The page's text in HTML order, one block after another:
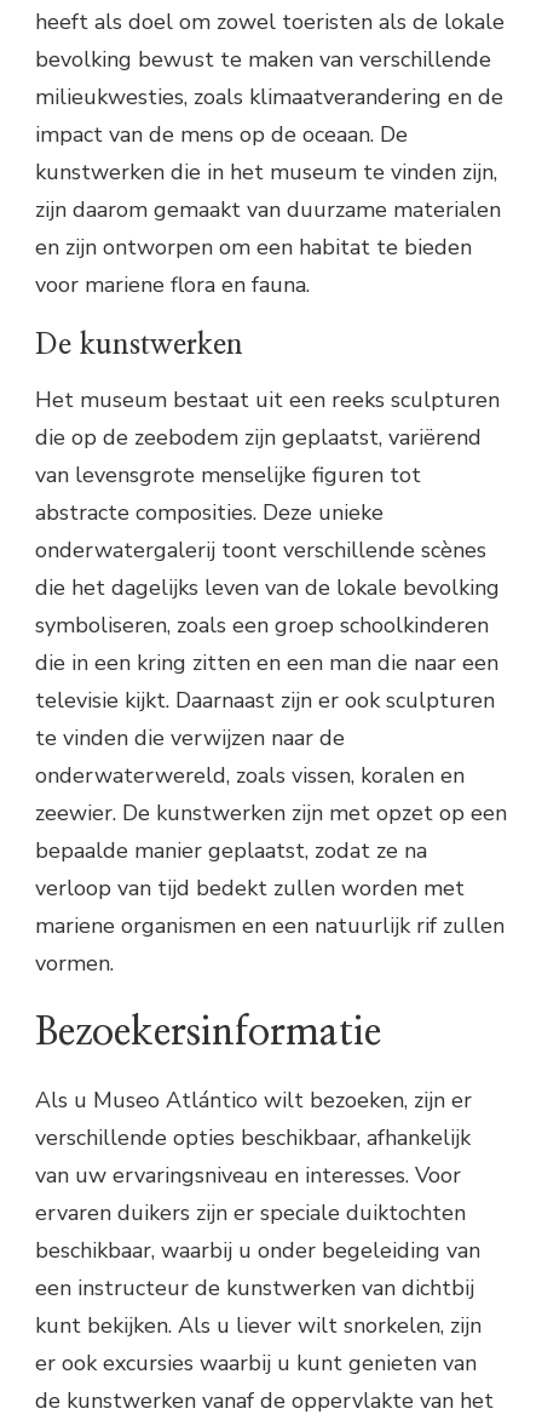
heeft als doel om zowel toeristen als de lokale
bevolking bewust te maken van verschillende
milieukwesties, zoals klimaatverandering en de
impact van de mens op de oceaan. De
kunstwerken die in het museum te vinden zijn,
zijn daarom gemaakt van duurzame materialen
en zijn ontworpen om een habitat te bieden
voor mariene flora en fauna.
De kunstwerken
Het museum bestaat uit een reeks sculpturen
die op de zeebodem zijn geplaatst, variërend
van levensgrote menselijke figuren tot
abstracte composities. Deze unieke
onderwatergalerij toont verschillende scènes
die het dagelijks leven van de lokale bevolking
symboliseren, zoals een groep schoolkinderen
die in een kring zitten en een man die naar een
televisie kijkt. Daarnaast zijn er ook sculpturen
te vinden die verwijzen naar de
onderwaterwereld, zoals vissen, koralen en
zeewier. De kunstwerken zijn met opzet op een
bepaalde manier geplaatst, zodat ze na
verloop van tijd bedekt zullen worden met
mariene organismen en een natuurlijk rif zullen
vormen.
Bezoekersinformatie
Als u Museo Atlántico wilt bezoeken, zijn er
verschillende opties beschikbaar, afhankelijk
van uw ervaringsniveau en interesses. Voor
ervaren duikers zijn er speciale duiktochten
beschikbaar, waarbij u onder begeleiding van
een instructeur de kunstwerken van dichtbij
kunt bekijken. Als u liever wilt snorkelen, zijn
er ook excursies waarbij u kunt genieten van
de kunstwerken vanaf de oppervlakte van het